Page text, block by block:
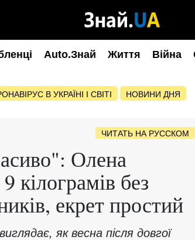
Auto.Знай Життя Війна
В УКРАЇНІ І СВІТІ НОВИНИ ДНЯ
ЧИТАТЬ НА РУССКОМ
Олена
кілограмів без
екрет простий
як весна після довгої